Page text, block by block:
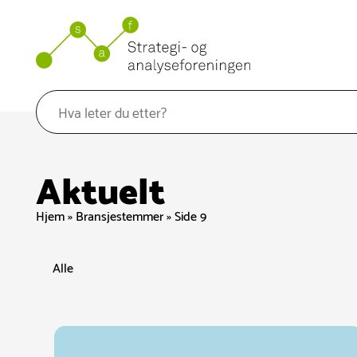
Aktuelt
Hjem»Bransjestemmer»Side 9
Alle